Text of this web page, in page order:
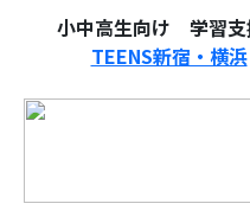
小中高生向け 学習
TEENS新宿・横浜